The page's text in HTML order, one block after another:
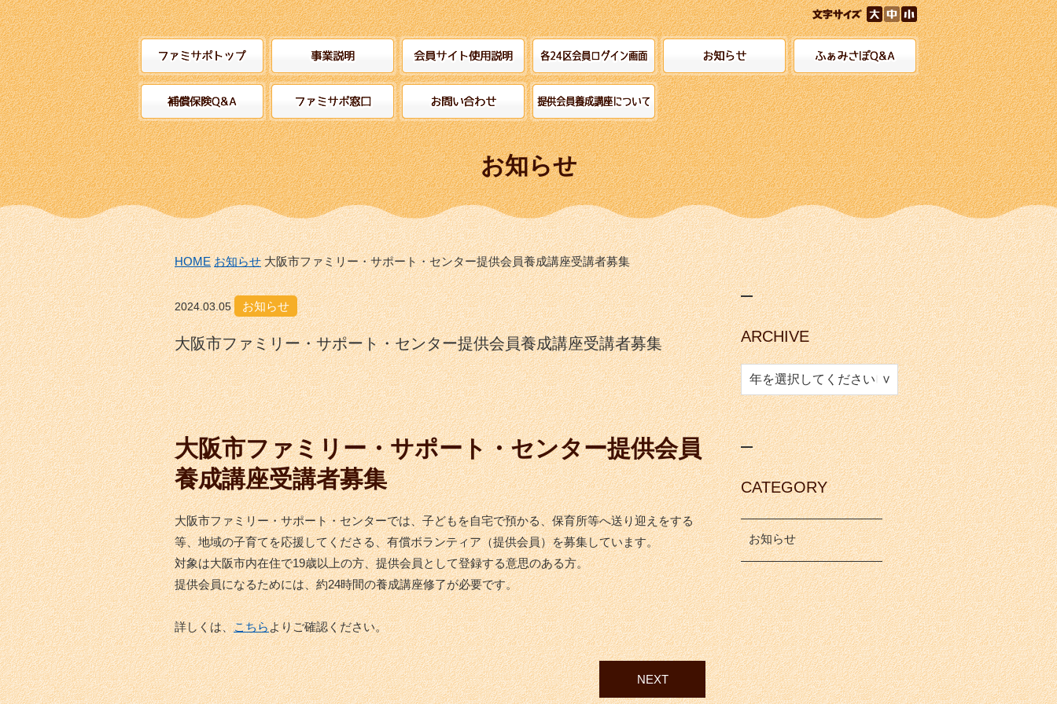
お知らせ
HOME お知らせ 大阪市ファミリー・サポート・センター提供会員養成講座受講者募集
2024.03.05 お知らせ
大阪市ファミリー・サポート・センター提供会員養成講座受講者募集
大阪市ファミリー・サポート・センター提供会員
養成講座受講者募集
大阪市ファミリー・サポート・センターでは、子どもを自宅で預かる、保育所等へ送り迎えをする
等、地域の子育てを応援してくださる、有償ボランティア（提供会員）を募集しています。
対象は大阪市内在住で19歳以上の方、提供会員として登録する意思のある方。
提供会員になるためには、約24時間の養成講座修了が必要です。
詳しくは、こちらよりご確認ください。
NEXT
ARCHIVE
CATEGORY
お知らせ